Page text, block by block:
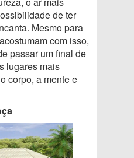
de ter
Mesmo para
com isso,
passar um final de
lugares mais
corpo, a mente e